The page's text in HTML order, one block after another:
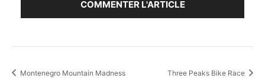
Montenegro Mountain Madness Three Peaks Bike Race